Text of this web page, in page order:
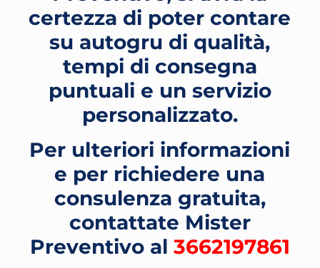
certezza di poter contare
su autogru di qualità,
tempi di consegna
puntuali e un servizio
personalizzato.
Per ulteriori informazioni
e per richiedere una
consulenza gratuita,
contattate Mister
Preventivo al 3662197861